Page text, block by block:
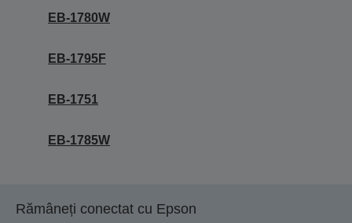
EB-1780W
EB-1795F
EB-1751
EB-1785W
Rămâneți conectat cu Epson